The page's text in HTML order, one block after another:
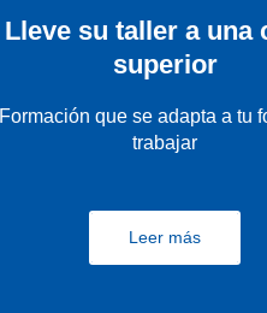
Lleve su taller a una
superior
Formación que se adapta a tu
trabajar
Leer más